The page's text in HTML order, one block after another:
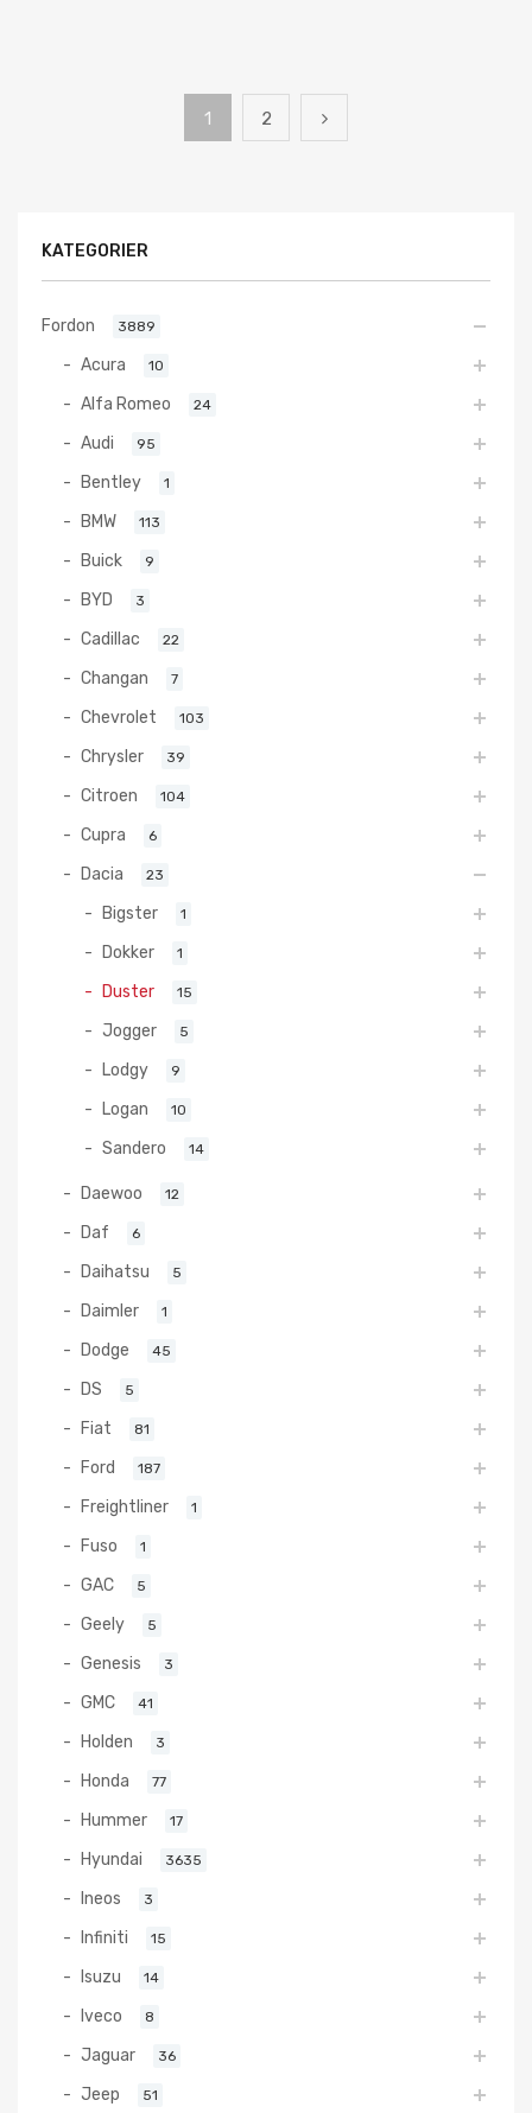
1 2
KATEGORIER
Fordon 3889
Acura 10
Alfa Romeo 24
Audi 95
Bentley 1
BMW 113
Buick 9
BYD 3
Cadillac 22
Changan 7
Chevrolet 103
Chrysler 39
Citroen 104
Cupra 6
Dacia 23
Bigster 1
Dokker 1
Duster 15
Jogger 5
Lodgy 9
Logan 10
Sandero 14
Daewoo 12
Daf 6
Daihatsu 5
Daimler 1
Dodge 45
DS 5
Fiat 81
Ford 187
Freightliner 1
Fuso 1
GAC 5
Geely 5
Genesis 3
GMC 41
Holden 3
Honda 77
Hummer 17
Hyundai 3635
Ineos 3
Infiniti 15
Isuzu 14
Iveco 8
Jaguar 36
Jeep 51